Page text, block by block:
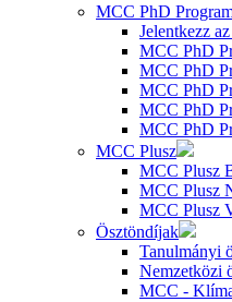
MCC PhD
Jelentkezz
MCC PhD
MCC PhD
MCC PhD
MCC PhD
MCC PhD
MCC Plusz
MCC Plusz
MCC Plusz
MCC Plusz
Ösztöndíjak
Tanulmányi
Nemzetközi
MCC -